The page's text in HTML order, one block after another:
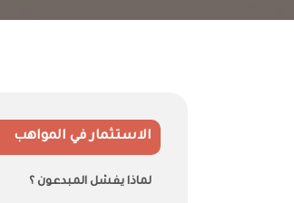
الاستثمار في المواهب
لماذا يفشل المبدعون ؟